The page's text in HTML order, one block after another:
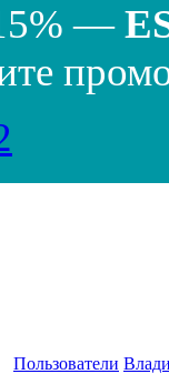
—
Пользователи